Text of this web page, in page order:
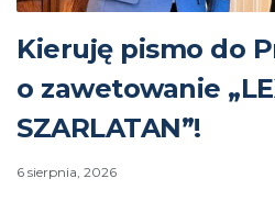
Kieruję pismo do
o zawetowanie
SZARLATAN”!
6 sierpnia, 2026